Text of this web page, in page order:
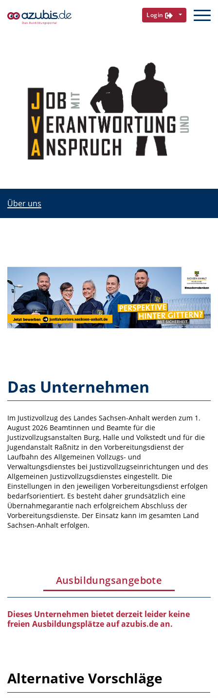
Login
Über uns
Das Unternehmen
Im Justizvollzug des Landes Sachsen-Anhalt werden zum 1.
August 2026 Beamtinnen und Beamte für die
Justizvollzugsanstalten Burg, Halle und Volkstedt und für die
Jugendanstalt Raßnitz in den Vorbereitungsdienst der
Laufbahn des Allgemeinen Vollzugs- und
Verwaltungsdienstes bei Justizvollzugseinrichtungen und des
Allgemeinen Justizvollzugsdienstes eingestellt. Die
Einstellungen in den jeweiligen Vorbereitungsdienst erfolgen
bedarfsorientiert. Es besteht daher grundsätzlich eine
Übernahmegarantie nach erfolgreichem Abschluss der
Vorbereitungsdienste. Der Einsatz kann im gesamten Land
Sachsen-Anhalt erfolgen.
Ausbildungsangebote
Dieses Unternehmen bietet derzeit leider keine
freien Ausbildungsplätze auf azubis.de an.
Alternative Vorschläge